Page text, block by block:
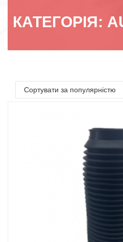
КАТЕГОРІЯ: